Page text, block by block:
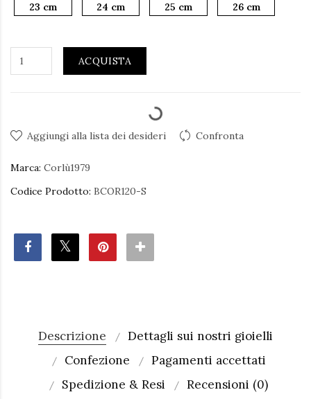
23 cm
24 cm 25 cm 26 cm
ACQUISTA
Aggiungi alla lista dei desideri Confronta
Marca: Corlù1979
Codice Prodotto: BCOR120-S
Descrizione
Dettagli sui nostri gioielli
Confezione
Pagamenti accettati
Spedizione & Resi
Recensioni (0)